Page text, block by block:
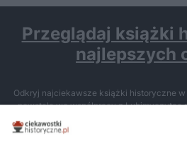
Przeglądaj książki
najlepszych
Odkryj najciekawsze książki historyczne
powstała we współpracy z
tytułów najwyżej ocenianych